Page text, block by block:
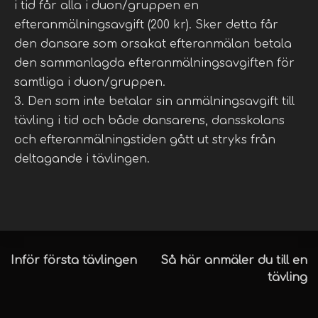
i tid får alla i duon/gruppen en
efteranmälningsavgift (200 kr). Sker detta får
den dansare som orsakat efteranmälan betala
den sammanlagda efteranmälningsavgiften för
samtliga i duon/gruppen.
3. Den som inte betalar sin anmälningsavgift till
tävling i tid och både dansarens, dansskolans
och efteranmälningstiden gått ut stryks från
deltagande i tävlingen.
Inläggsnavigering
Inför första tävlingen
Så här anmäler du till en
tävling